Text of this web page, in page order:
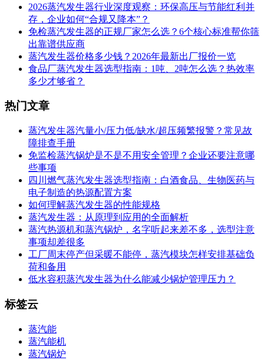
2026蒸汽发生器行业深度观察：环保高压与节能红利并
存，企业如何“合规又降本”？
免检蒸汽发生器的正规厂家怎么选？6个核心标准帮你筛
出靠谱供应商
蒸汽发生器价格多少钱？2026年最新出厂报价一览
食品厂蒸汽发生器选型指南：1吨、2吨怎么选？热效率
多少才够省？
热门文章
蒸汽发生器汽量小/压力低/缺水/超压频繁报警？常见故
障排查手册
免监检蒸汽锅炉是不是不用安全管理？企业还要注意哪
些事项
四川燃气蒸汽发生器选型指南：白酒食品、生物医药与
电子制造的热源配置方案
如何理解蒸汽发生器的性能规格
蒸汽发生器：从原理到应用的全面解析
蒸汽热源机和蒸汽锅炉，名字听起来差不多，选型注意
事项却差很多
工厂周末停产但采暖不能停，蒸汽模块怎样安排基础负
荷和备用
低水容积蒸汽发生器为什么能减少锅炉管理压力？
标签云
蒸汽能
蒸汽能机
蒸汽锅炉